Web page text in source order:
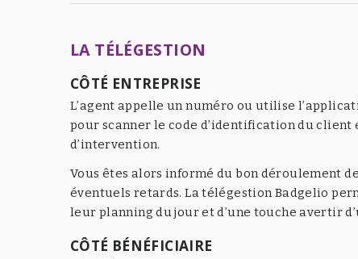
LA TÉLÉGESTION
CÔTÉ ENTREPRISE
L’agent appelle un numéro ou utilise
pour scanner le code d’identification du client
d’intervention.
Vous êtes alors informé du bon déroulement
éventuels retards. La télégestion Badgelio
leur planning du jour et d’une touche avertir
CÔTÉ BÉNÉFICIAIRE